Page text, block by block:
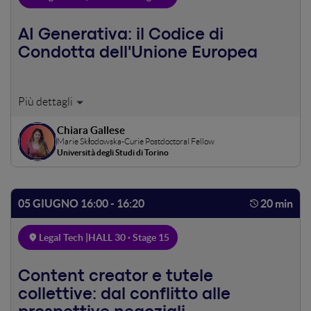
AI Generativa: il Codice di
Condotta dell'Unione Europea
Ci troviamo oggi ad affrontare problemi etici e giuridici di
si concentrerà in particolare sulle implicazioni del Codice
di Condotta dell'Unione Europea, analizzandone le norme
principali, tra cui il copyright, l’analisi dei rischi e la
promuovere uno sviluppo responsabile dell'IA tutelando i
diritti fondamentali e l’innovazione.
Chiara Gallese
Marie Skłodowska-Curie Postdoctoral Fellow
Università degli Studi di Torino
05 GIUGNO 16:00 - 16:20 20 min
Legal Tech |HALL 30 · Stage 15
Content creator e tutele
collettive: dal conflitto alle